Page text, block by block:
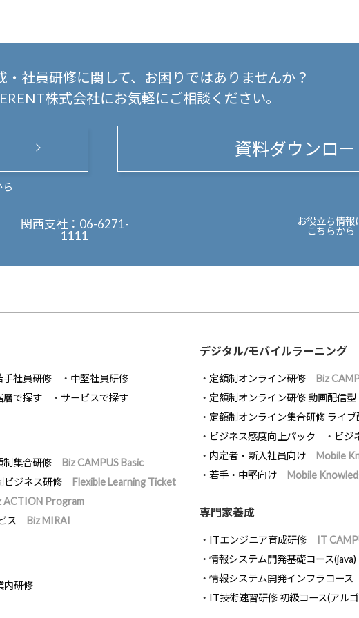
社員研修に関して、
お困りではありませんか？
株式会社にお気軽にご相談ください。
ら
資料ダウンロー
関西支社： 06-6271-
1111
お役立ち情報
こちらから
手社員研修
中堅社員研修
層で探す サービスで探す
制集合研修
Biz CAMPUS Basic
ビジネス研修
Flexible Learning Ticket
ACTION Program
ス
Biz MIRAI
内研修
デジタル/モバイルラーニング
定額制オンライン研修
Biz
定額制オンライン研修 動画配信型
定額制オンライン集合研修 ライブ
ビジネス感度向上パック
ビジ
内定者・新入社員向け
Mobile
若手・中堅向け
Mobile
専門家養成
ITエンジニア育成研修 IT
情報システム開発基礎コース(java)
情報システム開発インフラコース
IT技術速習研修 初級コース(アル